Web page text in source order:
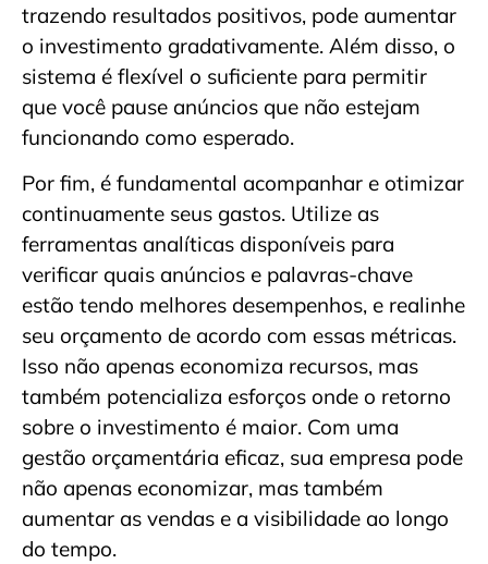
trazendo resultados positivos, pode aumentar
o investimento gradativamente. Além disso, o
sistema é flexível o suficiente para permitir
que você pause anúncios que não estejam
funcionando como esperado.
Por fim, é fundamental acompanhar e otimizar
continuamente seus gastos. Utilize as
ferramentas analíticas disponíveis para
verificar quais anúncios e palavras-chave
estão tendo melhores desempenhos, e realinhe
seu orçamento de acordo com essas métricas.
Isso não apenas economiza recursos, mas
também potencializa esforços onde o retorno
sobre o investimento é maior. Com uma
gestão orçamentária eficaz, sua empresa pode
não apenas economizar, mas também
aumentar as vendas e a visibilidade ao longo
do tempo.